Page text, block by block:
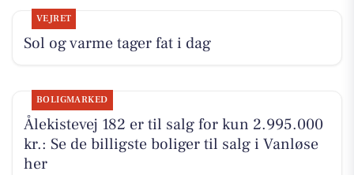
VEJRET
Sol og varme tager fat i dag
BOLIGMARKED
Ålekistevej 182 er til salg for kun 2.995.000
kr.: Se de billigste boliger til salg i Vanløse
her